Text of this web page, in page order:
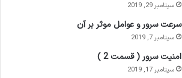
سپتامبر 29, 2019
سرعت سرور و عوامل موثر بر آن
سپتامبر 7, 2019
امنیت سرور ( قسمت 2 )
سپتامبر 17, 2019